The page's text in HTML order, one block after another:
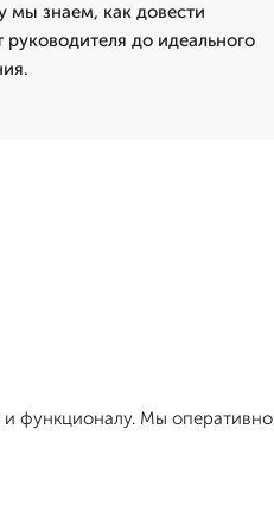
мы знаем, как довести
руководителя до идеального
и функционалу. Мы оперативно